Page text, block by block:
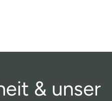
& unser